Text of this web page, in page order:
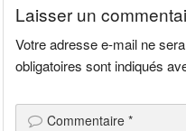
Laisser un
Votre adresse e-mail ne
obligatoires sont indiqués
Commentaire*